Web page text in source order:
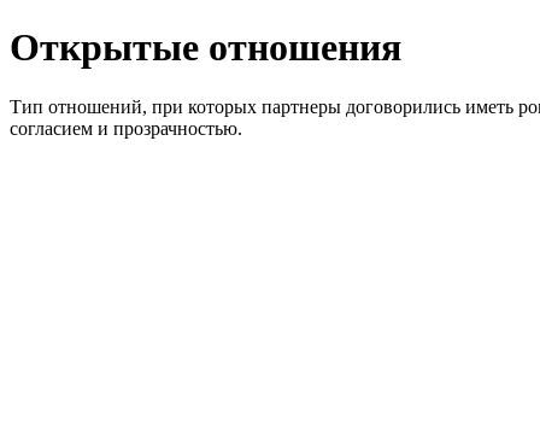
Открытые отношения
Тип отношений, при которых партнеры договорились иметь
согласием и прозрачностью.